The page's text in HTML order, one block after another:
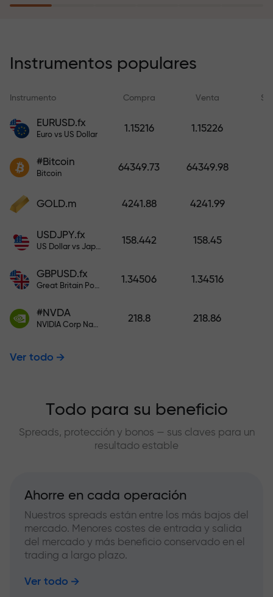
recargar su cuenta.
compensa sus pérdidas y
garantiza triplicar el beneficio
tranquilidad: su capital está
bono mil veces mayor que su
depósito, mayor será el
Instrumentos populares
Instrumento Compra Venta
EURUSD.fx
Euro vs US Dollar
1.15216 1.15226
#Bitcoin
Bitcoin
64349.73 64349.98
GOLD.m 4241.88 4241.99
USDJPY.fx
US Dollar vs Japanese Yen
158.442 158.45
GBPUSD.fx
Great Britain Pound vs US Dollar
1.34506 1.34516
#NVDA
NVIDIA Corp Nasdaq Stock Exchange (Nasdaq) USD
218.8 218.86
Ver todo
Todo para su beneficio
Spreads, protección y bonos — sus claves para un
resultado estable
Ahorre en cada operación
Nuestros spreads están entre los más bajos del
mercado. Menores costes de entrada y salida
del mercado y más beneficio conservado en el
trading a largo plazo.
Ver todo